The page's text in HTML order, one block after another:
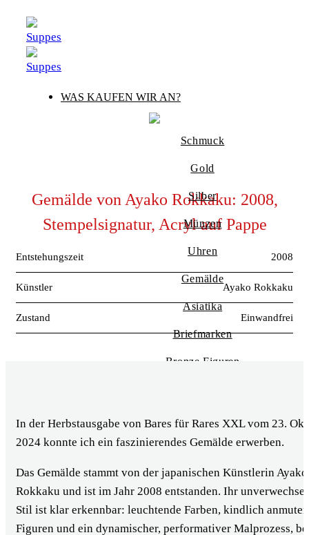
Zum
Inhalt
springen
WAS KAUFEN WIR AN?
Schmuck
Gold
Silber
Münzen
Uhren
Gemälde
Asiatika
Briefmarken
Bronze Figuren
Antiquitäten
Porzellan
Orient Teppiche
Gemälde von Ayako Rokkaku: 2008,
Stempelsignatur, Acryl auf Pappe
Entstehungszeit 2008
Künstler Ayako Rokkaku
Zustand Einwandfrei
In der Herbstausgabe von Bares für Rares XXL vom 23.
2024 konnte ich ein faszinierendes Gemälde erwerben.
Das Gemälde stammt von der japanischen Künstlerin Ayako
Rokkaku und ist im Jahr 2008 entstanden. Ihr
Stil ist klar erkennbar: leuchtende Farben, kindlich
Figuren und ein dynamischer, performativer Malprozess,